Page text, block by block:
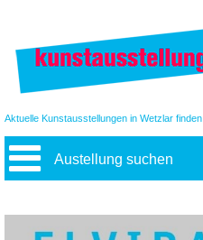
Aktuelle Kunstausstellungen in Wetzlar finden
Austellung suchen